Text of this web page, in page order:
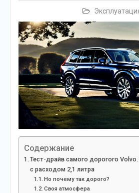
Содержание
Тест-драйв самого дорогого
с расходом 2,1 литра
Но почему так дорого?
Своя атмосфера